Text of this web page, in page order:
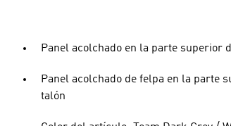
Panel acolchado en la parte superior
Panel acolchado de felpa en la parte
talón